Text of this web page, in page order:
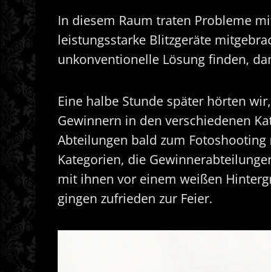
In diesem Raum traten Probleme
leistungsstarke Blitzgeräte
unkonventionelle Lösung finden,
Eine halbe Stunde später hörten
Gewinnern in den verschiedenen
Abteilungen bald zum
Kategorien, die
mit ihnen vor einem weißen
gingen zufrieden zur Feier.